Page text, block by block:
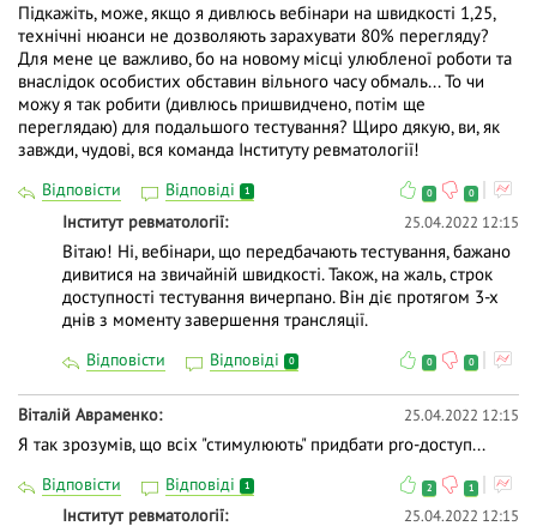
Підкажіть, може, якщо я дивлюсь вебінари на швидкості 1,25,
технічні нюанси не дозволяють зарахувати 80% перегляду?
Для мене це важливо, бо на новому місці улюбленої роботи та
внаслідок особистих обставин вільного часу обмаль... То чи
можу я так робити (дивлюсь пришвидчено, потім ще
переглядаю) для подальшого тестування? Щиро дякую, ви, як
завжди, чудові, вся команда Інституту ревматології!
Відповісти Відповіді 1 0 0
Інститут ревматології 25.04.2022 12:15
Вітаю! Ні, вебінари, що передбачають тестування, бажано
дивитися на звичайній швидкості. Також, на жаль, строк
доступності тестування вичерпано. Він діє протягом 3-х
днів з моменту завершення трансляції.
Відповісти Відповіді 0 0 0
Віталій Авраменко 25.04.2022 12:15
Я так зрозумів, що всіх "стимулюють" придбати pro-доступ...
Відповісти Відповіді 1 2 1
Інститут ревматології 25.04.2022 12:15